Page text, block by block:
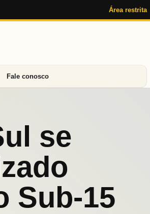
Área restrita
Fale conosco
se
Sub-15